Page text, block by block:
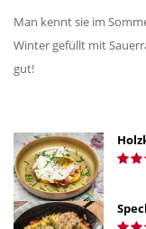
Man kennt sie im
Winter gefüllt mit
gut!